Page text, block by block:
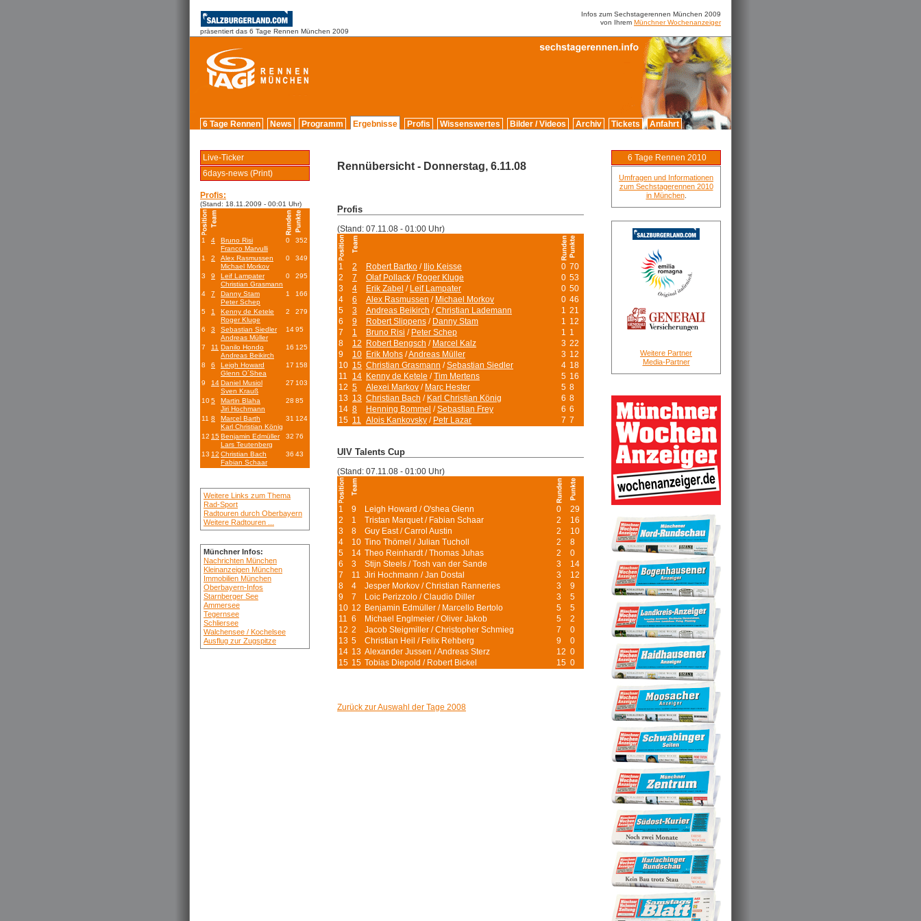
präsentiert das 6 Tage Rennen München 2009
Infos zum Sechstagerennen München 2009
von Ihrem Münchner Wochenanzeiger
6 Tage Rennen News Programm Ergebnisse Profis Wissenswertes Bilder / Videos Archiv Tickets Anfahrt
Live-Ticker
6days-news (Print)
Profis:
(Stand: 18.11.2009 - 00:01 Uhr)
1 4
Bruno Risi
Franco Marvulli
0 352
1 2
Alex Rasmussen
Michael Morkov
0 349
3 9
Leif Lampater
Christian Grasmann
0 295
4 7
Danny Stam
Peter Schep
1 166
5 1
Kenny de Ketele
Roger Kluge
2 279
6 3
Sebastian Siedler
Andreas Müller
1495
7 11 Danilo Hondo
Andreas Beikirch
16 125
8 6
Leigh Howard
Glenn O´Shea
17 158
9 14Daniel Musiol
Sven Krauß
27 103
105
Martin Blaha
Jiri Hochmann
28 85
11 8
Marcel Barth
Karl Christian König
31 124
12 15Benjamin Edmüller
Lars Teutenberg
32 76
13 12 Christian Bach
Fabian Schaar
36 43
Weitere Links zum Thema
Rad-Sport
Radtouren durch Oberbayern
Weitere Radtouren ...
Münchner Infos:
Nachrichten München
Kleinanzeigen München
Immobilien München
Oberbayern-Infos
Starnberger See
Ammersee
Tegernsee
Schliersee
Walchensee / Kochelsee
Ausflug zur Zugspitze
Rennübersicht - Donnerstag, 6.11.08
Profis
(Stand: 07.11.08 - 01:00 Uhr)
1 2 Robert Bartko / Iljo Keisse 0 70
2
7 Olaf Pollack / Roger Kluge 0 53
3
4 Erik Zabel / Leif Lampater 0 50
4
6 Alex Rasmussen / Michael Morkov 0 46
5
3 Andreas Beikirch /Christian Lademann 1 21
6
9 Robert Slippens / Danny Stam 1 12
7
1 Bruno Risi / Peter Schep 1 1
8
12 Robert Bengsch / Marcel Kalz 3 22
9
10 Erik Mohs /Andreas Müller 3 12
10 15 Christian Grasmann /Sebastian Siedler 4 18
11
14 Kenny de Ketele /Tim Mertens 5 16
12 5 Alexei Markov / Marc Hester 5 8
13 13 Christian Bach / Karl Christian König 6 8
14 8 Henning Bommel /Sebastian Frey 6 6
15 11 Alois Kankovsky / Petr Lazar 7 7
UIV Talents Cup
(Stand: 07.11.08 - 01:00 Uhr)
1 9 Leigh Howard / O'shea Glenn 0
29
2
1 Tristan Marquet / Fabian Schaar 2
16
3
8 Guy East / Carrol Austin 2
10
4
10 Tino Thömel / Julian Tucholl 2
8
5
14 Theo Reinhardt / Thomas Juhas 2
0
6
3 Stijn Steels / Tosh van der Sande 3
14
7
11 Jiri Hochmann / Jan Dostal 3
12
8
4 Jesper Morkov / Christian Ranneries 3
9
9
7 Loic Perizzolo / Claudio Diller 3
5
10 12 Benjamin Edmüller / Marcello Bertolo 5
5
11 6 Michael Englmeier / Oliver Jakob 5
2
12 2 Jacob Steigmiller / Christopher Schmieg 7
0
13 5 Christian Heil / Felix Rehberg 9
0
14 13 Alexander Jussen / Andreas Sterz 12 0
15 15 Tobias Diepold / Robert Bickel 15 0
Zurück zur Auswahl der Tage 2008
6 Tage Rennen 2010
Umfragen und Informationen
zum Sechstagerennen 2010
in München.
Weitere Partner
Media-Partner